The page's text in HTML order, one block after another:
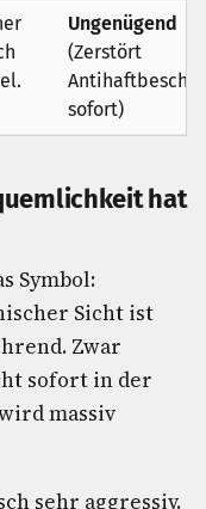
Ungenügend
(Zerstört
sofort)
hat
Symbol:
Sicht ist
Zwar
sofort in der
massiv
sehr aggressiv.